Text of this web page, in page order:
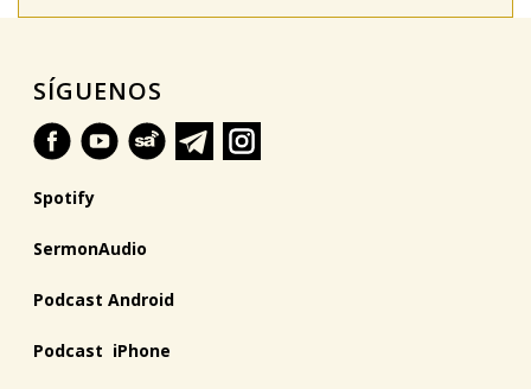
SÍGUENOS
Spotify
SermonAudio
Podcast Android
Podcast iPhone